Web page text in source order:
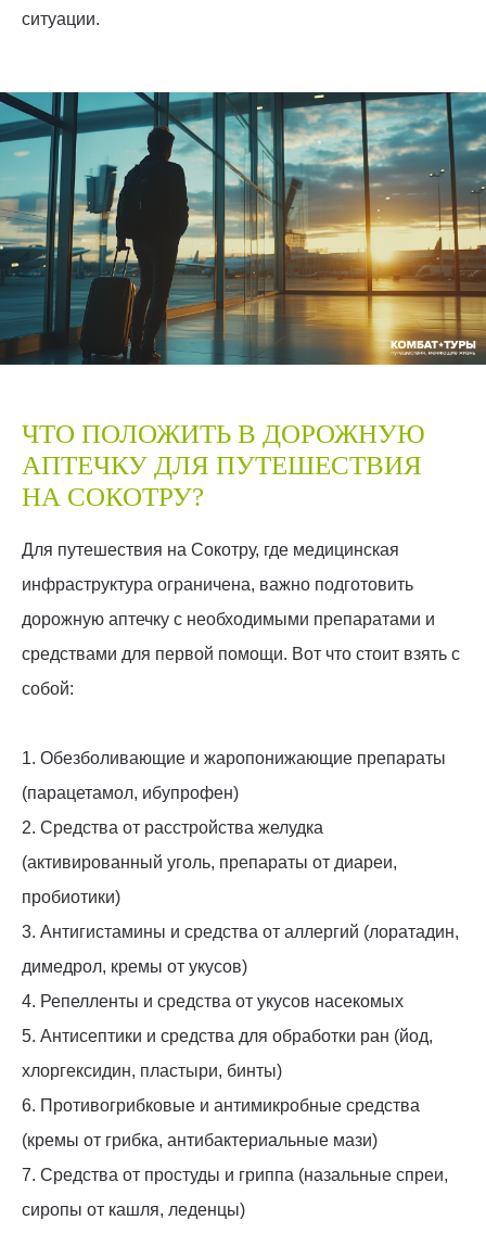
ситуации.
ЧТО ПОЛОЖИТЬ В ДОРОЖНУЮ
АПТЕЧКУ ДЛЯ ПУТЕШЕСТВИЯ
НА СОКОТРУ?
Для путешествия на Сокотру, где медицинская
инфраструктура ограничена, важно подготовить
дорожную аптечку с необходимыми препаратами и
средствами для первой помощи. Вот что стоит взять с
собой:
1. Обезболивающие и жаропонижающие препараты
(парацетамол, ибупрофен)
2. Средства от расстройства желудка
(активированный уголь, препараты от диареи,
пробиотики)
3. Антигистамины и средства от аллергий (лоратадин,
димедрол, кремы от укусов)
4. Репелленты и средства от укусов насекомых
5. Антисептики и средства для обработки ран (йод,
хлоргексидин, пластыри, бинты)
6. Противогрибковые и антимикробные средства
(кремы от грибка, антибактериальные мази)
7. Средства от простуды и гриппа (назальные спреи,
сиропы от кашля, леденцы)